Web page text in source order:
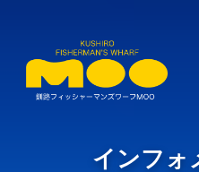
インフォ